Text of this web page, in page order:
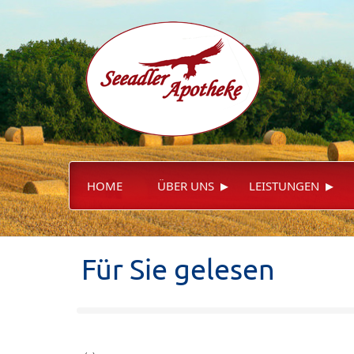
HOME ÜBER UNS ▸ LEISTUNGEN ▸
Für Sie gelesen